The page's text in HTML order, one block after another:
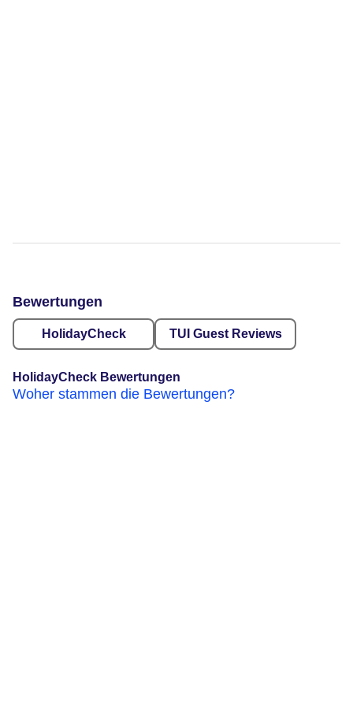
Bewertungen
HolidayCheck TUI Guest Reviews
HolidayCheck Bewertungen
Woher stammen die Bewertungen?